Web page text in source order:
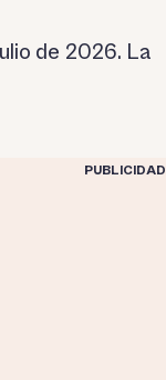
de 2026. La
PUBLICIDAD